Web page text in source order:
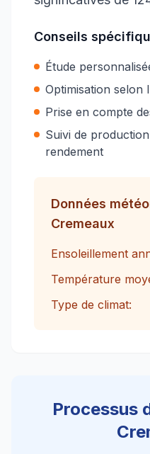
Conseils
Étude
Optimisation selon
Prise en compte
Suivi de
rendement
Données
Cremeaux
Ensoleillement
Température
Type de climat:
Processus